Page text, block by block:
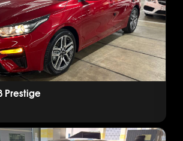
Prestige